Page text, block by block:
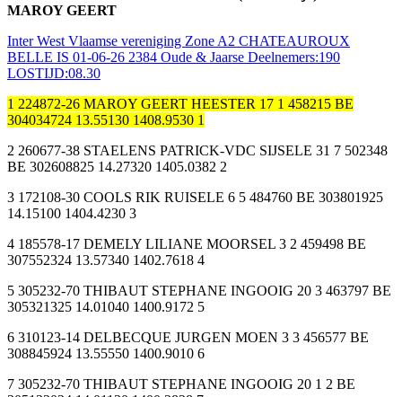
MAROY GEERT
Inter West Vlaamse vereniging Zone A2 CHATEAUROUX
BELLE IS 01-06-26 2384 Oude & Jaarse Deelnemers:190
LOSTIJD:08.30
1 224872-26 MAROY GEERT HEESTER 17 1 458215 BE
304034724 13.55130 1408.9530 1
2 260677-38 STAELENS PATRICK-VDC SIJSELE 31 7 502348
BE 302608825 14.27320 1405.0382 2
3 172108-30 COOLS RIK RUISELE 6 5 484760 BE 303801925
14.15100 1404.4230 3
4 185578-17 DEMELY LILIANE MOORSEL 3 2 459498 BE
307552324 13.57340 1402.7618 4
5 305232-70 THIBAUT STEPHANE INGOOIG 20 3 463797 BE
305321325 14.01040 1400.9172 5
6 310123-14 DELBECQUE JURGEN MOEN 3 3 456577 BE
308845924 13.55550 1400.9010 6
7 305232-70 THIBAUT STEPHANE INGOOIG 20 1 2 BE